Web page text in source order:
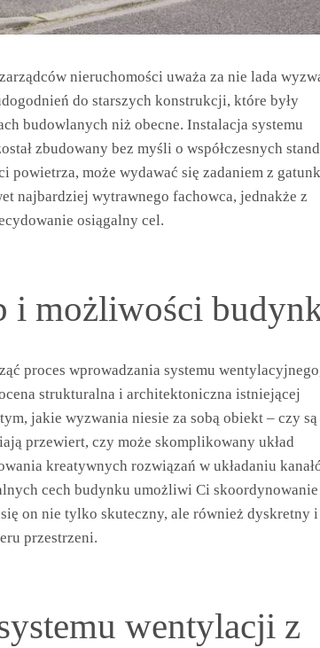
nieruchomości uważa za nie lada
do starszych konstrukcji, które były
budowlanych niż obecne. Instalacja systemu
zbudowany bez myśli o współczesnych
powietrza, może wydawać się zadaniem z
najbardziej wytrawnego fachowca, jednakże z
osiągalny cel.
i możliwości
proces wprowadzania systemu
strukturalna i architektoniczna istniejącej
jakie wyzwania niesie za sobą obiekt – czy są
przewiert, czy może skomplikowany układ
kreatywnych rozwiązań w układaniu
cech budynku umożliwi Ci skoordynowanie
on nie tylko skuteczny, ale również dyskretny i
przestrzeni.
wentylacji z